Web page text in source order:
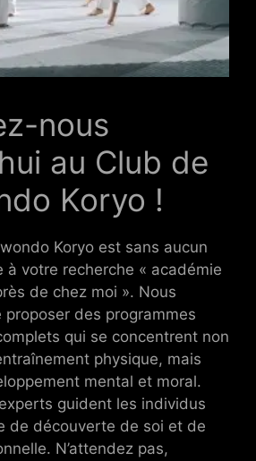
nous
au Club de
Koryo !
Koryo est sans aucun
à votre recherche « académie
de chez moi ». Nous
des programmes
qui se concentrent non
physique, mais
mental et moral.
guident les individus
de découverte de soi et de
N’attendez pas,